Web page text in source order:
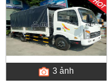
3 ảnh